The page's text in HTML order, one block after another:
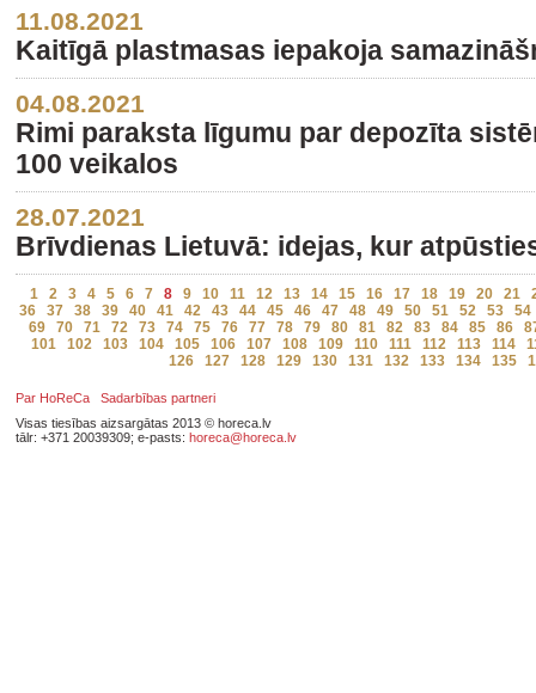
11.08.2021
Kaitīgā plastmasas iepakoja
04.08.2021
Rimi paraksta līgumu par depozīta
100 veikalos
28.07.2021
Brīvdienas Lietuvā: idejas, kur
1 2 3 4 5 6 7 8 9 10 11 12 13 14 15 16 17 18 19 20 21
36
37 38 39 40 41 42 43 44 45 46 47 48 49 50 51 52 53
54
69
70 71 72 73 74 75 76 77 78 79 80 81 82 83 84 85 86
101
102 103 104 105 106 107 108 109 110 111 112 113 114
126
127 128 129 130 131 132 133 134 135
Par HoReCa
Sadarbības partneri
Visas tiesības aizsargātas 2013 © horeca.lv
tālr: +371 20039309; e-pasts: horeca@horeca.lv